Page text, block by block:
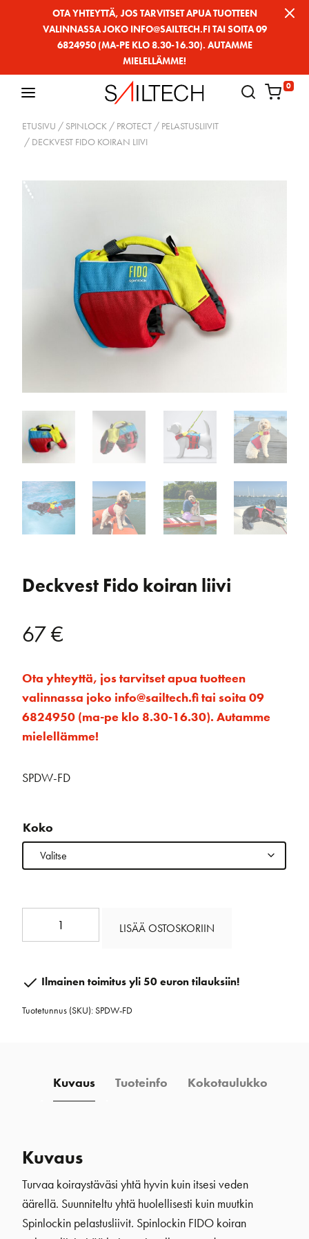
OTA YHTEYTTÄ, JOS TARVITSET APUA TUOTTEEN
VALINNASSA JOKO INFO@SAILTECH.FI TAI SOITA 09
6824950 (MA-PE KLO 8.30-16.30). AUTAMME
MIELELLÄMME!
0
ETUSIVU / SPINLOCK / PROTECT / PELASTUSLIIVIT
/ DECKVEST FIDO KOIRAN LIIVI
Deckvest Fido koiran liivi
67€
Ota yhteyttä, jos tarvitset apua tuotteen
valinnassa joko info@sailtech.fi tai soita 09
6824950 (ma-pe klo 8.30-16.30). Autamme
mielellämme!
SPDW-FD
Koko
liivi
LISÄÄ OSTOSKORIIN
Ilmainen toimitus yli 50 euron tilauksiin!
Tuotetunnus (SKU):SPDW-FD
Kuvaus Tuoteinfo Kokotaulukko
Kuvaus
Turvaa koiraystäväsi yhtä hyvin kuin itsesi veden
äärellä. Suunniteltu yhtä huolellisesti kuin muutkin
Spinlockin pelastusliivit. Spinlockin FIDO koiran